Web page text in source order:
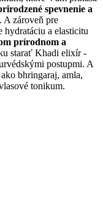
spevnenie a
A zároveň pre
hydratáciu a elasticitu
prírodnom a
starať Khadi elixír -
postupmi. A
bhringaraj, amla,
tonikum.